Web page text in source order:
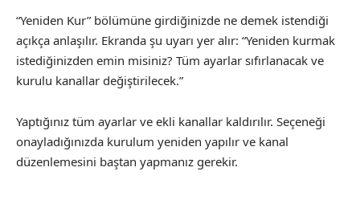
“Yeniden Kur” bölümüne girdiğinizde ne demek istendiği
açıkça anlaşılır. Ekranda şu uyarı yer alır: “Yeniden kurmak
istediğinizden emin misiniz? Tüm ayarlar sıfırlanacak ve
kurulu kanallar değiştirilecek.”
Yaptığınız tüm ayarlar ve ekli kanallar kaldırılır. Seçeneği
onayladığınızda kurulum yeniden yapılır ve kanal
düzenlemesini baştan yapmanız gerekir.